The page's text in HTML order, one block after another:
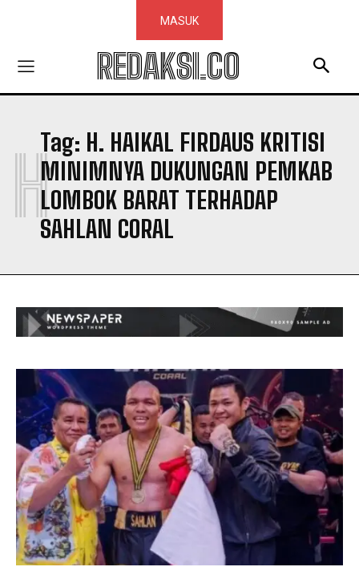
MASUK
REDAKSI.CO
Tag: H. HAIKAL FIRDAUS KRITISI
MINIMNYA DUKUNGAN PEMKAB
LOMBOK BARAT TERHADAP
SAHLAN CORAL
H